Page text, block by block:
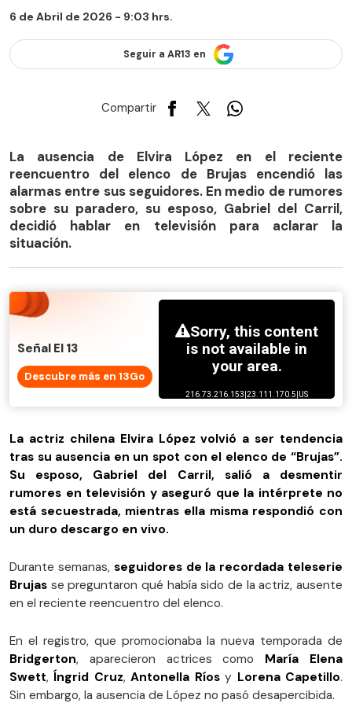
6 de Abril de 2026 - 9:03 hrs.
Seguir a AR13 en
Compartir
La ausencia de Elvira López en el reciente
reencuentro del elenco de Brujas encendió las
alarmas entre sus seguidores. En medio de rumores
sobre su paradero, su esposo, Gabriel del Carril,
decidió hablar en televisión para aclarar la
situación.
Señal El 13
Descubre más en 13Go
La actriz chilena Elvira López volvió a ser tendencia
tras su ausencia en un spot con el elenco de “Brujas”.
Su esposo, Gabriel del Carril, salió a desmentir
rumores en televisión y aseguró que la intérprete no
está secuestrada, mientras ella misma respondió con
un duro descargo en vivo.
Durante semanas, seguidores de la recordada teleserie
Brujas se preguntaron qué había sido de la actriz, ausente
en el reciente reencuentro del elenco.
En el registro, que promocionaba la nueva temporada de
Bridgerton, aparecieron actrices como María Elena
Swett,Íngrid Cruz,Antonella Ríosy Lorena Capetillo.
Sin embargo, la ausencia de López no pasó desapercibida.